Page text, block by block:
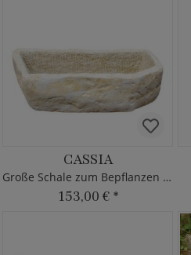
CASSIA
Große Schale zum Bepflanzen - Steinguss
153,00 € *